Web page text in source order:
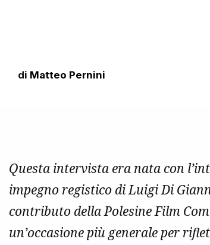
di Matteo Pernini
Questa intervista era nata con
impegno registico di Luigi Di
contributo della Polesine Film
un’occasione più generale per